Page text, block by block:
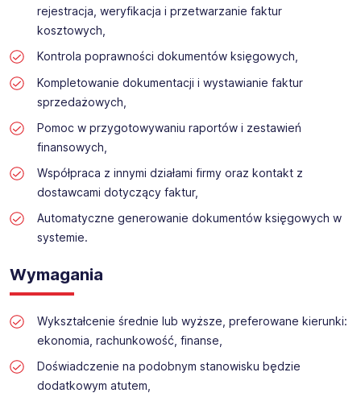
specjalisty, ale też osoby, z którą po prostu dobrze się
pracuje.
rejestracja, weryfikacja i przetwarzanie faktur
kosztowych,
Kontrola poprawności dokumentów księgowych,
Kompletowanie dokumentacji i wystawianie faktur
sprzedażowych,
Pomoc w przygotowywaniu raportów i zestawień
finansowych,
Współpraca z innymi działami firmy oraz kontakt z
dostawcami dotyczący faktur,
Automatyczne generowanie dokumentów księgowych w
systemie.
Wymagania
Wykształcenie średnie lub wyższe, preferowane kierunki:
ekonomia, rachunkowość, finanse,
Doświadczenie na podobnym stanowisku będzie
dodatkowym atutem,